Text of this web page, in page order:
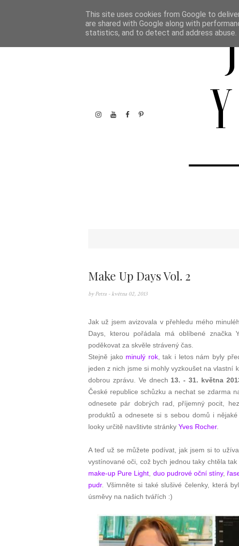
Make Up Days Vol. 2
by Petra - května 02, 2013
Jak už jsem avizovala v přehledu mého
Days, kterou pořádala má oblíbené značka
poděkovat za skvěle strávený čas.
Stejně jako minulý rok, tak i letos nám byly
jeden z nich jsme si mohly vyzkoušet na vlastní
dobrou zprávu. Ve dnech 13. - 31. května
České republice schůzku a nechat se zdarma
odnesete pár dobrých rad, příjemný pocit,
produktů a odnesete si s sebou domů i
looky určitě navštivte stránky Yves Rocher.
A teď už se můžete podívat, jak jsem si to
vystínované oči, což bych jednou taky chtěla
make-up Pure Light duo pudrové oční stíny,
pudr. Všimněte si také slušivé čelenky, která
úsměvy na našich tvářích :)
This site uses cookies from Google to
are shared with Google along with
statistics, and to detect and address abuse.